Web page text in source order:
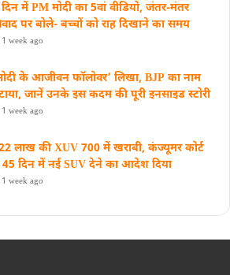
में PM मोदी का 5वां वीडियो, जंतर-मंतर
पर बोले- बच्चों को राह दिखाने का समय
1 week ago
के आजीवन फॉलोवर’ लिखा, BJP का नाम
जानें उनके इस कदम की पूरी इनसाइड स्‍टोरी
1 week ago
लाख की XUV 700 में खराबी, कंज्यूमर कोर्ट
दिन में नई SUV देने का आदेश दिया
1 week ago